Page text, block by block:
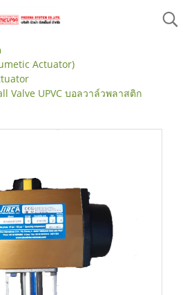
Actuator)
Valve UPVC บอลวาล์วพลาสติก